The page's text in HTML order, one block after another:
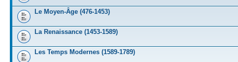
Le Moyen-Âge (476-1453)
La Renaissance (1453-1589)
Les Temps Modernes (1589-1789)